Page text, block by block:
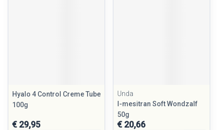
Hyalo 4 Control Creme Tube
100g
€ 29,95
Unda
l-mesitran Soft Wondzalf
50g
€ 20,66